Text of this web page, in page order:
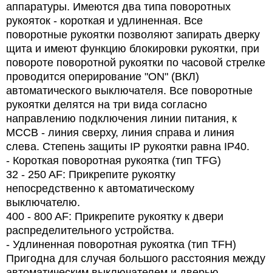
аппаратуры. Имеются два типа поворотных
рукояток - короткая и удлиненная. Все
поворотные рукоятки позволяют запирать дверку
щита и имеют функцию блокировки рукоятки, при
повороте поворотной рукоятки по часовой стрелке
проводится оперирование "ON" (ВКЛ)
автоматического выключателя. Все поворотные
рукоятки делятся на три вида согласно
направлению подключения линии питания, к
MCCB - линия сверху, линия справа и линия
слева. Степень защиты IP рукоятки равна IP40.
- Короткая поворотная рукоятка (тип TFG)
32 - 250 AF: Прикрепите рукоятку
непосредственно к автоматическому
выключателю.
400 - 800 AF: Прикрепите рукоятку к двери
распределительного устройства.
- Удлиненная поворотная рукоятка (тип TFH)
Пригодна для случая большого расстояния между